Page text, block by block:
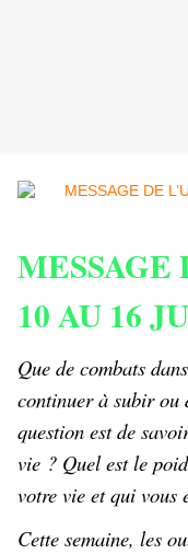
MESSAGE
10 AU 16
Que de combats
continuer à subir ou
question est de
vie ? Quel est le
votre vie et qui vous
Cette semaine, les